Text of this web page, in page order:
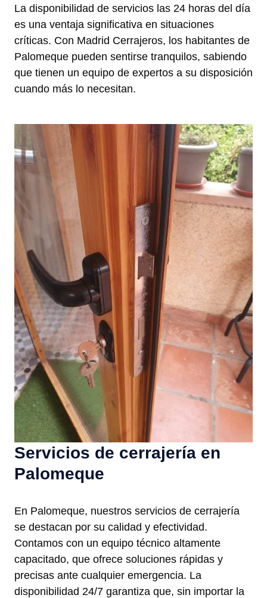
La disponibilidad de servicios las 24 horas del día
es una ventaja significativa en situaciones
críticas. Con Madrid Cerrajeros, los habitantes de
Palomeque pueden sentirse tranquilos, sabiendo
que tienen un equipo de expertos a su disposición
cuando más lo necesitan.
Servicios de cerrajería en
Palomeque
En Palomeque, nuestros servicios de cerrajería
se destacan por su calidad y efectividad.
Contamos con un equipo técnico altamente
capacitado, que ofrece soluciones rápidas y
precisas ante cualquier emergencia. La
disponibilidad 24/7 garantiza que, sin importar la